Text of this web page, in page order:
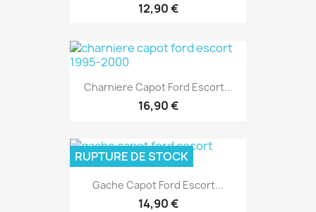
12,90 €
Charniere Capot Ford Escort...
16,90 €
Gache Capot Ford Escort...
14,90 €
RUPTURE DE STOCK